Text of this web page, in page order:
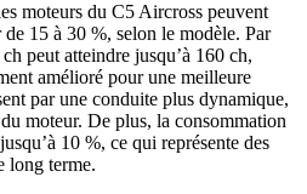
moteurs du C5 Aircross peuvent
15 à 30 %, selon le modèle. Par
peut atteindre jusqu’à 160 ch,
amélioré pour une meilleure
par une conduite plus dynamique,
moteur. De plus, la consommation
10 %, ce qui représente des
long terme.